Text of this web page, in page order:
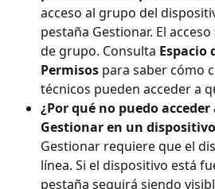
acceso al grupo del
pestaña Gestionar. El
de grupo. Consulta Espacio
Permisos para saber cómo
técnicos pueden acceder a
¿Por qué no puedo
Gestionar en un
Gestionar requiere que el
línea. Si el dispositivo está
pestaña seguirá siendo